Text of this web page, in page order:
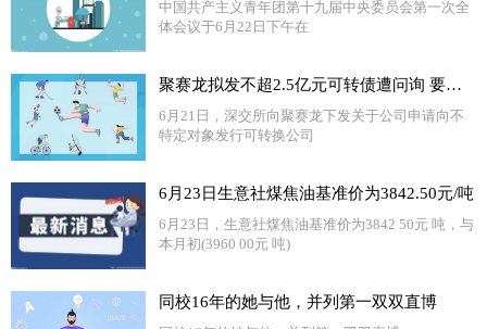
中国共产主义青年团第十九届中央委员会第一次全
体会议于6月22日下午在
聚赛龙拟发不超2.5亿元可转债遭问询 要求说明前期募投项目尚未建成情况下扩大业务规模的必要性|每日快讯
6月21日，深交所向聚赛龙下发关于公司申请向不
特定对象发行可转换公司
6月23日生意社煤焦油基准价为3842.50元/吨
6月23日，生意社煤焦油基准价为3842 50元 吨，与
本月初(3960 00元 吨)
同校16年的她与他，并列第一双双直博